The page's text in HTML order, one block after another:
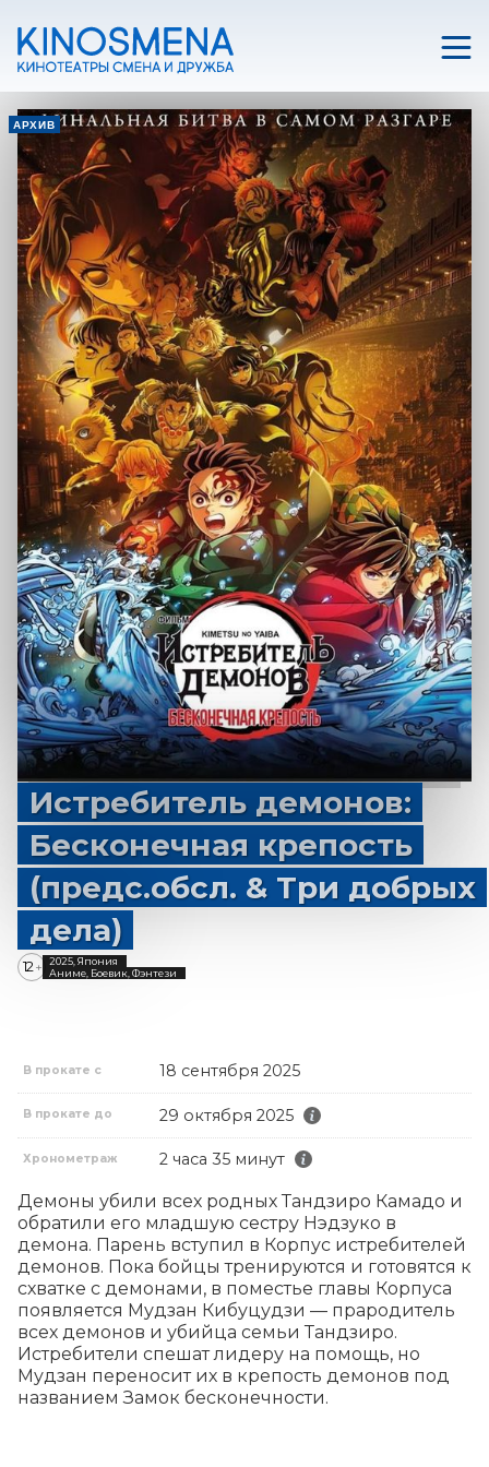
АРХИВ
Истребитель демонов:
Бесконечная крепость
(предс.обсл. & Три добрых
дела)
12 +
2025, Япония
Аниме, Боевик, Фэнтези
В прокате с 18 сентября 2025
В прокате до 29 октября 2025
Хронометраж 2 часа 35 минут
Демоны убили всех родных Тандзиро Камадо и
обратили его младшую сестру Нэдзуко в
демона. Парень вступил в Корпус истребителей
демонов. Пока бойцы тренируются и готовятся к
схватке с демонами, в поместье главы Корпуса
появляется Мудзан Кибуцудзи — прародитель
всех демонов и убийца семьи Тандзиро.
Истребители спешат лидеру на помощь, но
Мудзан переносит их в крепость демонов под
названием Замок бесконечности.